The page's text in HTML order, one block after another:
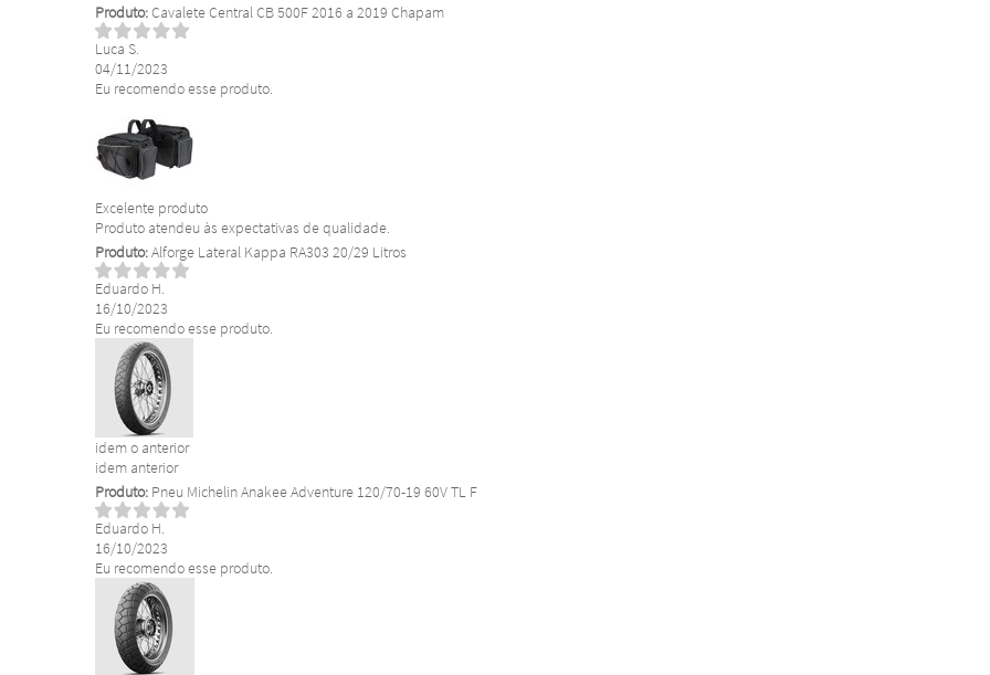
Produto:Cavalete Central CB 500F 2016 a 2019 Chapam
Luca S.
04/11/2023
Eu recomendo esse produto.
Excelente produto
Produto atendeu às expectativas de qualidade.
Produto:Alforge Lateral Kappa RA303 20/29 Litros
Eduardo H.
16/10/2023
Eu recomendo esse produto.
idem o anterior
idem anterior
Produto: Pneu Michelin Anakee Adventure 120/70-19 60V TL F
Eduardo H.
16/10/2023
Eu recomendo esse produto.